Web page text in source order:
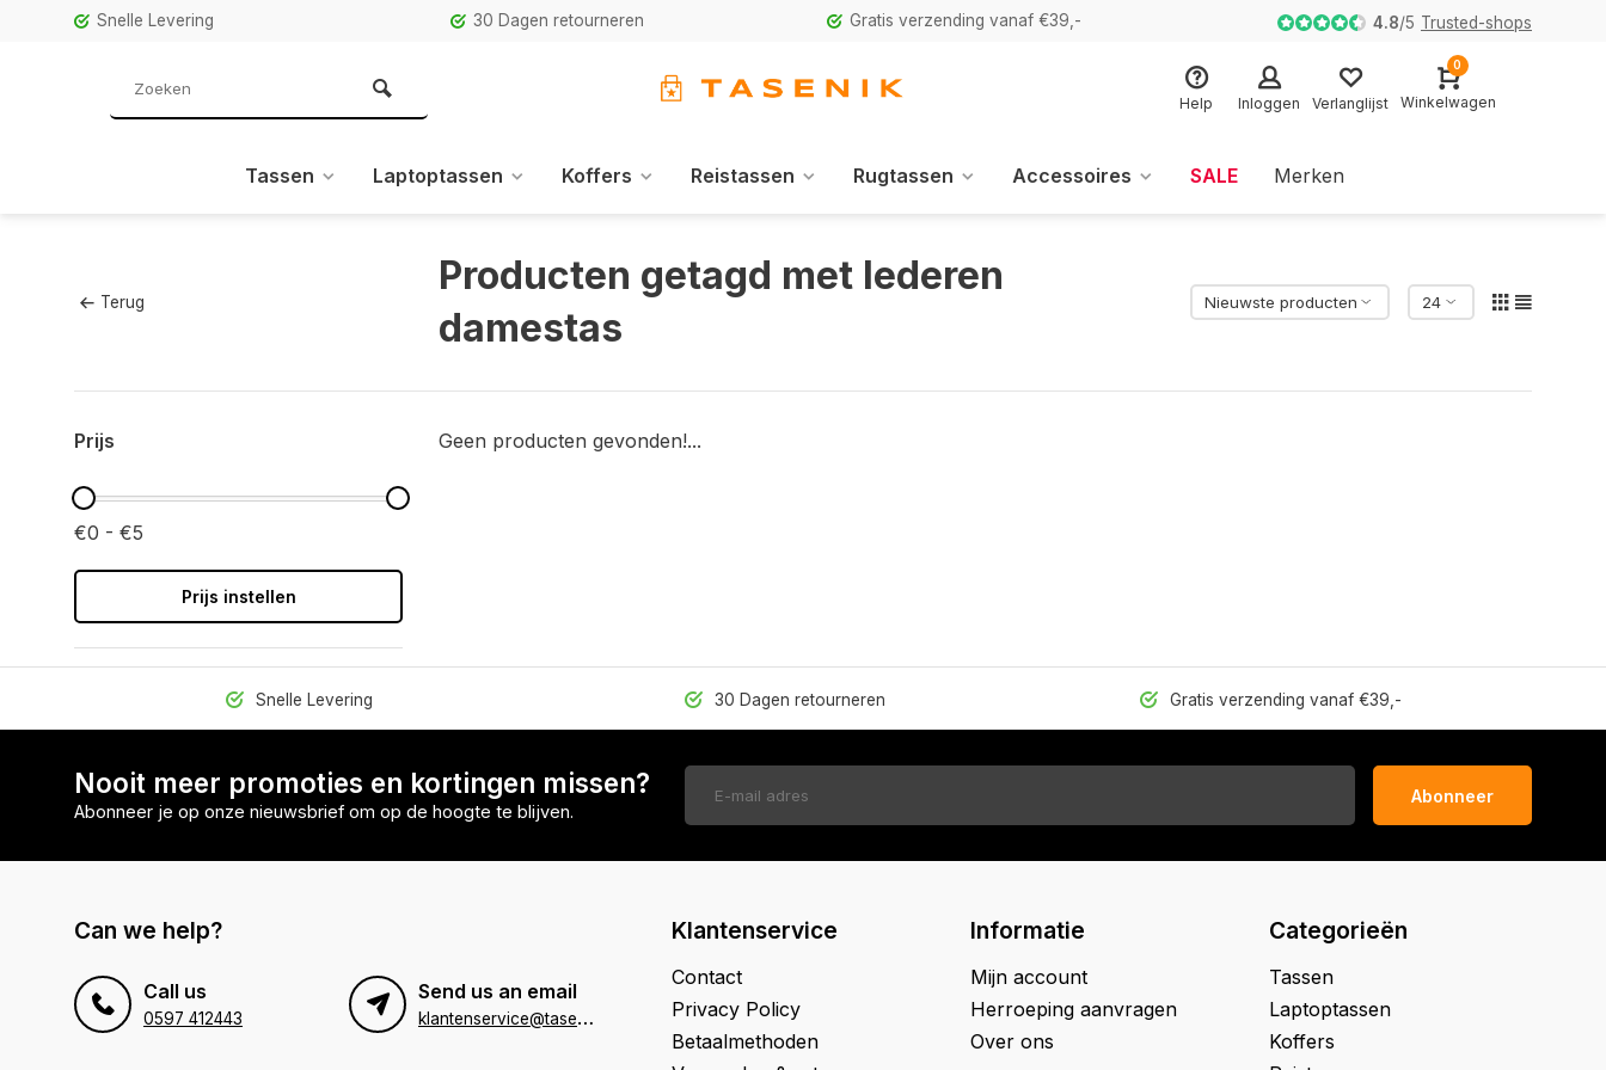
Snelle Levering 30 Dagen retourneren Gratis verzending vanaf €39,- 4.8/5 Trusted-shops
Help Inloggen Verlanglijst
0
Winkelwagen
Tassen Laptoptassen Koffers Reistassen Rugtassen Accessoires SALE Merken
Terug
Producten getagd met lederen
damestas
Prijs
€0 - €5
Prijs instellen
Geen producten gevonden!...
Snelle Levering 30 Dagen retourneren Gratis verzending vanaf €39,-
Nooit meer promoties en kortingen missen?
Abonneer je op onze nieuwsbrief om op de hoogte te blijven.
Abonneer
Can we help?
Call us
0597 412443
Send us an email
k
lantenservice@tasenik.nl
Klantenservice
Contact
Privacy Policy
Betaalmethoden
Informatie
Mijn account
Herroeping aanvragen
Over ons
Categorieën
Tassen
Laptoptassen
Koffers